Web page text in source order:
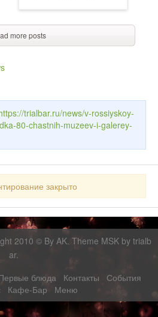
more posts
trialbar.ru/news/v-rossiyskoy-
80-chastnih-muzeev-i-galerey-
закрыто
2010 © By AK. Theme MSK by trialb
ar.
блюда Контакты
События
Кафе-Бар Меню